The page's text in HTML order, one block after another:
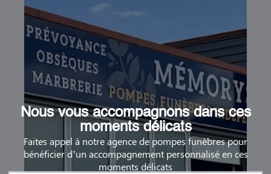
Nous vous accompagnons dans ces
moments délicats
Faites appel à notre agence de pompes funèbres pour
bénéficier d’un accompagnement personnalisé en ces
moments délicats